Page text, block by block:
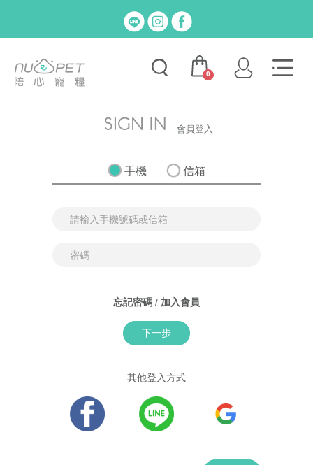
0
會員登入
手機 信箱
忘記密碼 / 加入會員
下一步
其他登入方式